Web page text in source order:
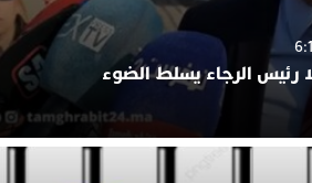
رئيس الرجاء يسلط الضوء